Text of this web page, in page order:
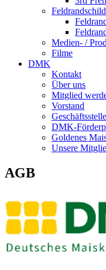
Medien- /
Filme
DMK
Kontakt
Über uns
Mitglied
Vorstand
Geschäftsstelle
DMK-
Goldenes
Unsere
AGB